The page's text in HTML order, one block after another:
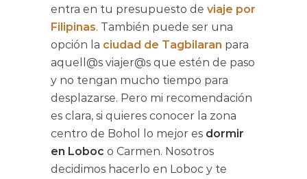
entra en tu presupuesto de viaje por
Filipinas. También puede ser una
opción la ciudad de Tagbilaran para
aquell@s viajer@s que estén de paso
y no tengan mucho tiempo para
desplazarse. Pero mi recomendación
es clara, si quieres conocer la zona
centro de Bohol lo mejor es dormir
en Loboc o Carmen. Nosotros
decidimos hacerlo en Loboc y te